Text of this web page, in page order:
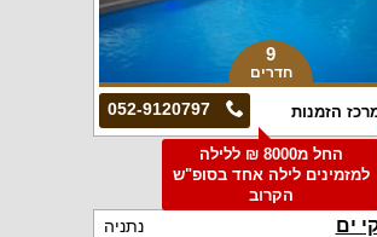
9
חדרים
052-9120797 הזמנות
החל מ8000 ₪ ללילה
למזמינים לילה אחד בסופ"ש
הקרוב
ים נתניה